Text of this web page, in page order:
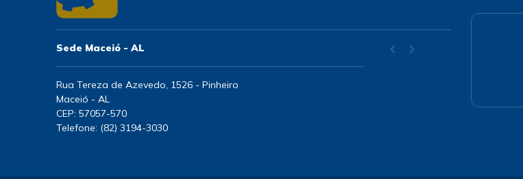
Sede Maceió - AL chevron_left chevron_right
Rua Tereza de Azevedo, 1526 - Pinheiro
Maceió - AL
CEP: 57057-570
Telefone: (82) 3194-3030